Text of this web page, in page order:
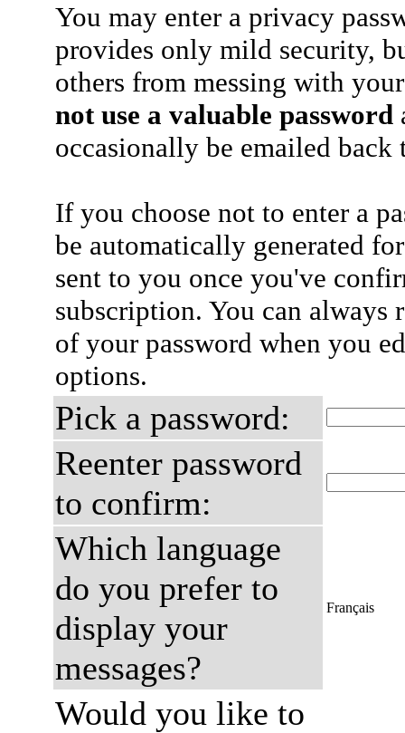
You may enter a privacy
provides only mild security,
others from messing with
not use a valuable password
occasionally be emailed
If you choose not to enter a
be automatically generated
sent to you once you've
subscription. You can always
of your password when you
options.
Pick a password:
Reenter password
to confirm:
Which language
do you prefer to
display your
messages?
Français
Would you like to